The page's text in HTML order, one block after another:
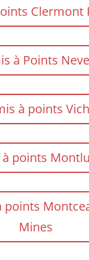
Clermont
à Points
à points
à points
points
Mines